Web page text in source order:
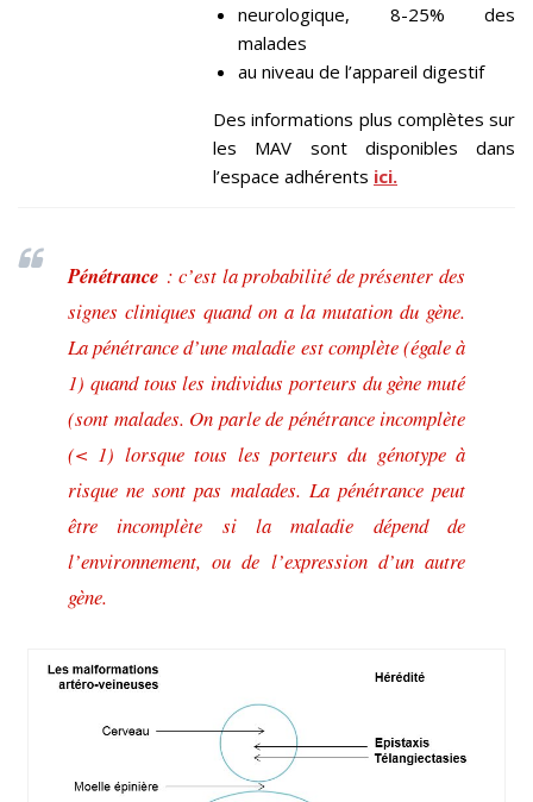
neurologique, 8-25% des
malades
au niveau de l’appareil digestif
Des informations plus complètes sur
les MAV sont disponibles dans
l’espace adhérents ici.
Pénétrance : c’est la probabilité de présenter des
signes cliniques quand on a la mutation du gène.
La pénétrance d’une maladie est complète (égale à
1) quand tous les individus porteurs du gène muté
(sont malades. On parle de pénétrance incomplète
(< 1) lorsque tous les porteurs du génotype à
risque ne sont pas malades. La pénétrance peut
être incomplète si la maladie dépend de
l’environnement, ou de l’expression d’un autre
gène.